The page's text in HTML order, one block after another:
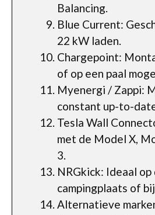
Balancing.
Blue Current:
22 kW laden.
Chargepoint:
of op een paal
Myenergi / Zappi:
constant up-to-
Tesla Wall
met de Model X,
3.
NRGkick: Ideaal op
campingplaats of
Alternatieve